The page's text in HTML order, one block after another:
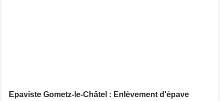
Epaviste Gometz-le-Châtel : Enlèvement d'épave